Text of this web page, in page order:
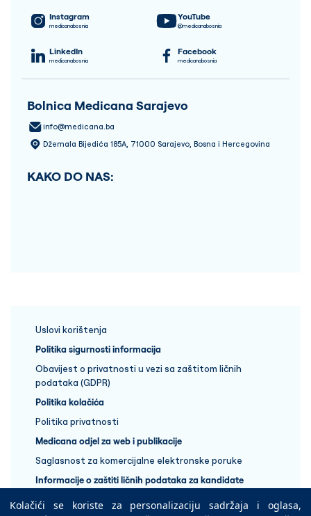
Kolačići se koriste za personalizaciju sadržaja i oglasa,
Instagram
medicanabosnia
YouTube
@medicanabosnia
LinkedIn
medicanabosnia
Facebook
medicanabosnia
Bolnica Medicana Sarajevo
info@medicana.ba
Džemala Bijedića 185A, 71000 Sarajevo, Bosna i Hercegovina
KAKO DO NAS:
Uslovi korištenja
Politika sigurnosti informacija
Obavijest o privatnosti u vezi sa zaštitom ličnih
podataka (GDPR)
Politika kolačića
Politika privatnosti
Medicana odjel za web i publikacije
Saglasnost za komercijalne elektronske poruke
Informacije o zaštiti ličnih podataka za kandidate
+387 33 848 888